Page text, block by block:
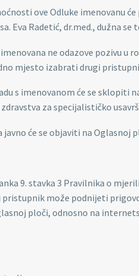
ove Odluke imenovanu
Eva Radetić, dr.med., dužna
ne odazove pozivu u
mjesto izabrati drugi
s imenovanom će se sklopiti
za specijalističko
javno će se objaviti na Oglasnoj
9. stavka 3 Pravilnika o
može podnijeti
ploči, odnosno na